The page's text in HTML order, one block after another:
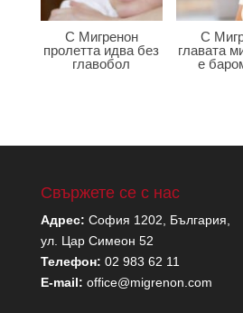
С Мигренон
пролетта идва без
главобол
С
главата
е
Свържете се с нас
Адрес: София 1202, България,
ул. Цар Симеон 52
Телефон: 02 983 62 11
E-mail: office@migrenon.com